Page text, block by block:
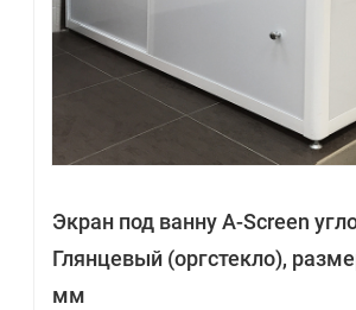
Экран под ванну A-Screen
Глянцевый (оргстекло),
мм